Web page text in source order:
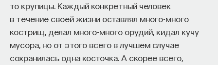
то крупицы. Каждый конкретный человек
в течение своей жизни оставлял много-много
кострищ, делал много-много орудий, кидал кучу
мусора, но от этого всего в лучшем случае
сохранилась одна косточка. А скорее всего,
и жизнелюбивом гении, спонтанном таланте,
плодовитом, ярком, способном на невероятные
достижения. Он говорил, что пишет пьесу в 24
часа и является поэтом, обладавшим
невероятной народной любовью. Все эти